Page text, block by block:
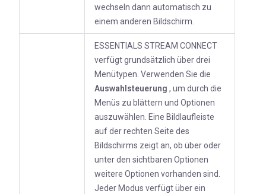
wechseln dann automatisch zu
einem anderen Bildschirm.
ESSENTIALS STREAM CONNECT
verfügt grundsätzlich über drei
Menütypen. Verwenden Sie die
Auswahlsteuerung , um durch die
Menüs zu blättern und Optionen
auszuwählen. Eine Bildlaufleiste
auf der rechten Seite des
Bildschirms zeigt an, ob über oder
unter den sichtbaren Optionen
weitere Optionen vorhanden sind.
Jeder Modus verfügt über ein